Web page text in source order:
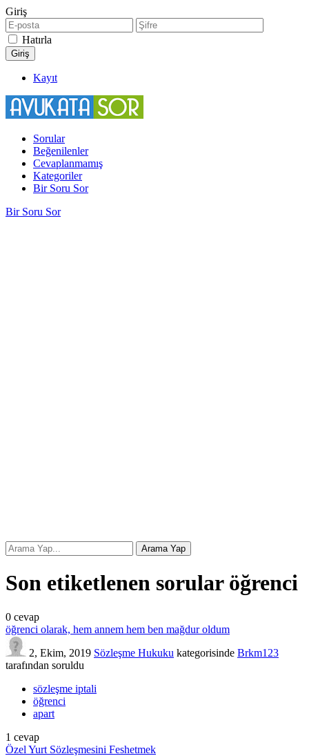
Giriş
Hatırla
Kayıt
Sorular
Beğenilenler
Cevaplanmamış
Kategoriler
Bir Soru Sor
Bir Soru Sor
Son etiketlenen sorular öğrenci
0 cevap
öğrenci olarak, hem annem hem ben mağdur oldum
2, Ekim, 2019 Sözleşme Hukuku kategorisinde Brkm123
tarafından soruldu
sözleşme iptali
öğrenci
apart
1 cevap
Özel Yurt Sözleşmesini Feshetmek